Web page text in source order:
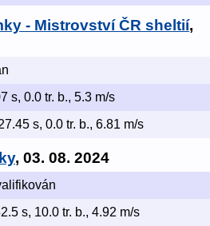
- Mistrovství ČR sheltií,
s, 0.0 tr. b., 5.3 m/s
s, 0.0 tr. b., 6.81 m/s
, 03. 08. 2024
s, 10.0 tr. b., 4.92 m/s